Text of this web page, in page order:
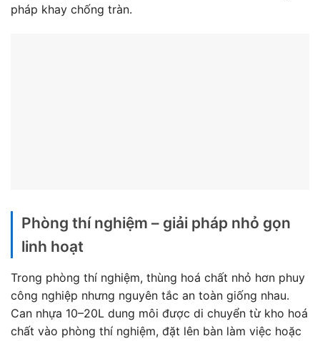
pháp khay chống tràn.
Phòng thí nghiệm – giải pháp nhỏ gọn
linh hoạt
Trong phòng thí nghiệm, thùng hoá chất nhỏ hơn phuy
công nghiệp nhưng nguyên tắc an toàn giống nhau.
Can nhựa 10–20L dung môi được di chuyển từ kho hoá
chất vào phòng thí nghiệm, đặt lên bàn làm việc hoặc